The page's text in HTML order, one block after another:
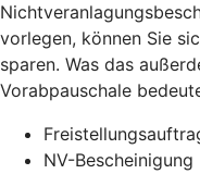
vorlegen, können Sie
sparen. Was das
Vorabpauschale
NV-Bescheinigung